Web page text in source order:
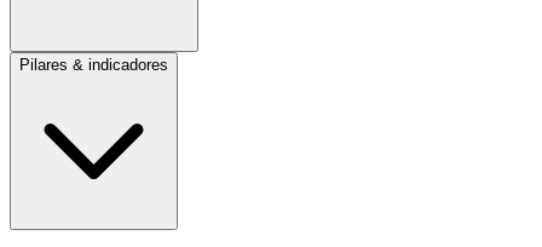
Pilares & indicadores